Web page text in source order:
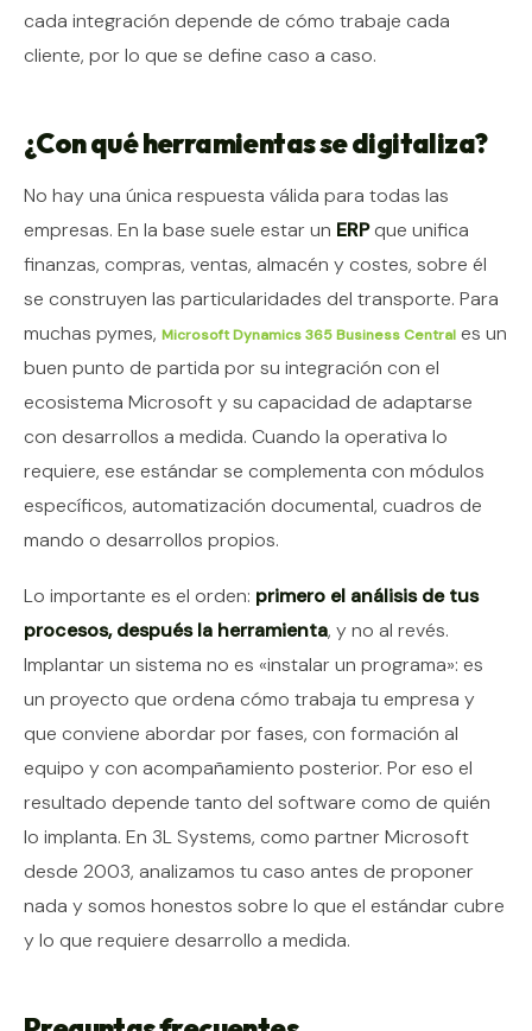
cada integración depende de cómo trabaje cada
cliente, por lo que se define caso a caso.
¿Con qué herramientas se digitaliza?
No hay una única respuesta válida para todas las
empresas. En la base suele estar un ERPque unifica
finanzas, compras, ventas, almacén y costes, sobre él
se construyen las particularidades del transporte. Para
muchas pymes, Microsoft Dynamics 365 Business Central es un
buen punto de partida por su integración con el
ecosistema Microsoft y su capacidad de adaptarse
con desarrollos a medida. Cuando la operativa lo
requiere, ese estándar se complementa con módulos
específicos, automatización documental, cuadros de
mando o desarrollos propios.
Lo importante es el orden: primero el análisis de tus
procesos, después la herramienta, y no al revés.
Implantar un sistema no es «instalar un programa»: es
un proyecto que ordena cómo trabaja tu empresa y
que conviene abordar por fases, con formación al
equipo y con acompañamiento posterior. Por eso el
resultado depende tanto del software como de quién
lo implanta. En 3L Systems, como partner Microsoft
desde 2003, analizamos tu caso antes de proponer
nada y somos honestos sobre lo que el estándar cubre
y lo que requiere desarrollo a medida.